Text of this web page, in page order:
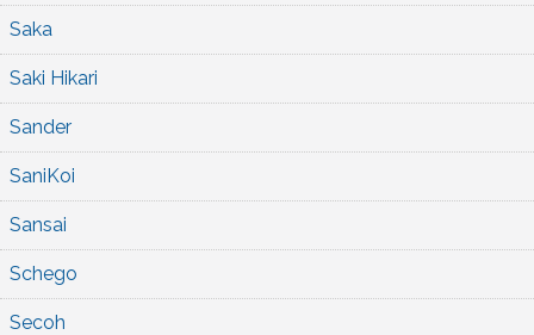
Saka
Saki Hikari
Sander
SaniKoi
Sansai
Schego
Secoh